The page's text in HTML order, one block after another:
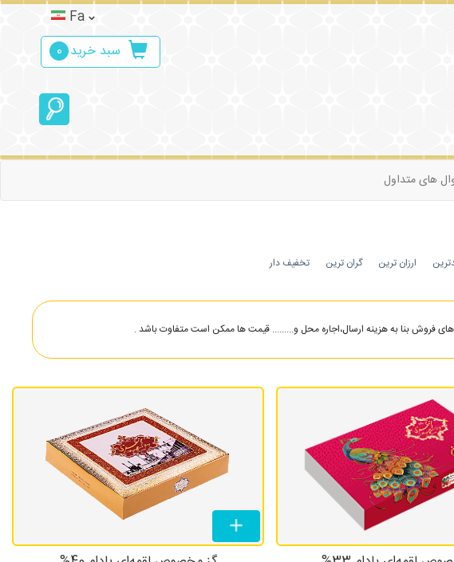
Fa
سبد خرید 0
های متداول
ارزان ترین گران ترین تخفیف دار
بنا به هزینه ارسال،اجاره محل و......... قیمت ها ممکن است متفاوت باشد .